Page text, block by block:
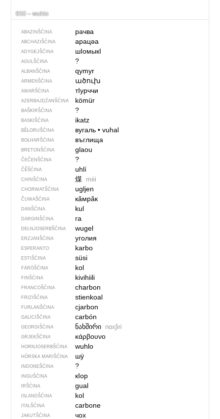
650 – wuhlo
ABAZINŠĆINA рачва
ABCHAZIŠĆINA арацәа
ADYGEJŠĆINA шIомыкI
AGULŠĆINA ?
ALBANŠĆINA qymyr
ARMENŠĆINA ածուխ
AWARŠĆINA тIурччи
AZERBAJDŹANŠĆINA kömür
BAŠKIRŠĆINA ?
BASKIŠĆINA ikatz
BĚŁORUŠĆINA вугаль• vuhal
BOŁHARŠĆINA въглища
BRETONŠĆINA glaou
ČEČENŠĆINA ?
ČĚŠĆINA uhlí
CHINŠĆINA 煤 méi
CHORWATŠĆINA ugljen
ČUWAŠĆINA кӑмрӑк
DANŠĆINA kul
DARGINŠĆINA га
DELNJOSERBŠĆINA wugel
ERZJANŠĆINA уголия
ESPERANTO karbo
ESTIŠĆINA süsi
FÄRÖŠĆINA kol
FINŠĆINA kivihiili
FRANCOŠĆINA charbon
FRIZIŠĆINA stienkoal
FURLANŠĆINA cjarbon
GALICIŠĆINA carbón
GEORGIŠĆINA ნახშირი nɑxʃiri
GRJEKŠĆINA κάρβουνο
HORNJOSERBŠĆINA wuhlo
HÓRSKA MARIŠĆINA шӱ
INDONEŠĆINA ?
INGUŠĆINA кIор
IRŠĆINA gual
ISLANDŠĆINA kol
ITALŠĆINA carbone
JAKUTŠĆINA чох